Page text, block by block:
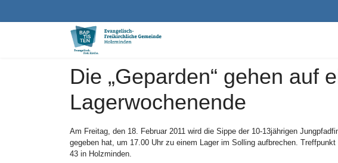
Die „Geparden“ gehen auf
Lagerwochenende
Am Freitag, den 18. Februar 2011 wird die Sippe der 10-13jährigen
gegeben hat, um 17.00 Uhr zu einem Lager im Solling aufbrechen.
43 in Holzminden.